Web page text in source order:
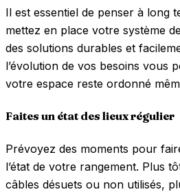
Il est essentiel de penser à long
mettez en place votre système
des solutions durables et
l’évolution de vos besoins vous
votre espace reste ordonné
Faites un état des lieux régulier
Prévoyez des moments pour
l’état de votre rangement. Plus
câbles désuets ou non utilisés,